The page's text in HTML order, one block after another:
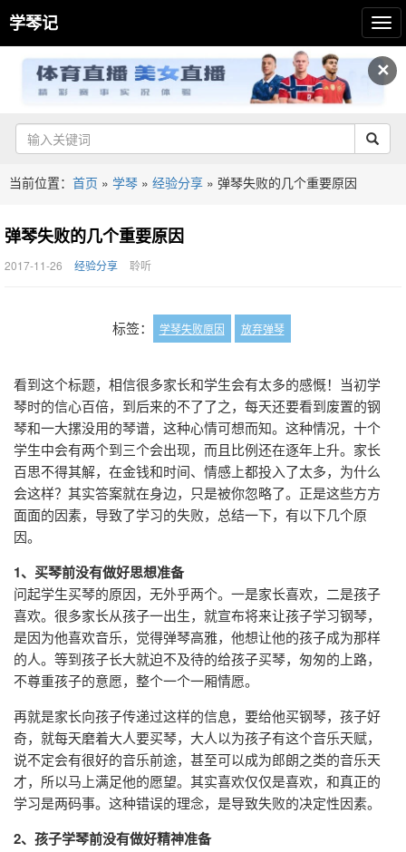
✕
学琴记
当前位置： 首页 » 学琴 » 经验分享 » 弹琴失败的几个重要原因
弹琴失败的几个重要原因
2017-11-26 经验分享 聆听
标签： 学琴失败原因 放弃弹琴
看到这个标题，相信很多家长和学生会有太多的感慨！当初学
琴时的信心百倍，到后来的不了了之，每天还要看到废置的钢
琴和一大摞没用的琴谱，这种心情可想而知。这种情况，十个
学生中会有两个到三个会出现，而且比例还在逐年上升。家长
百思不得其解，在金钱和时间、情感上都投入了太多，为什么
会这样？其实答案就在身边，只是被你忽略了。正是这些方方
面面的因素，导致了学习的失败，总结一下，有以下几个原
因。
1、买琴前没有做好思想准备
问起学生买琴的原因，无外乎两个。一是家长喜欢，二是孩子
喜欢。很多家长从孩子一出生，就宣布将来让孩子学习钢琴，
是因为他喜欢音乐，觉得弹琴高雅，他想让他的孩子成为那样
的人。等到孩子长大就迫不及待的给孩子买琴，匆匆的上路，
不尊重孩子的意愿，整个一个一厢情愿。
再就是家长向孩子传递过这样的信息，要给他买钢琴，孩子好
奇，就每天磨着大人要买琴，大人以为孩子有这个音乐天赋，
说不定会有很好的音乐前途，甚至可以成为郎朗之类的音乐天
才，所以马上满足他的愿望。其实喜欢仅仅是喜欢，和真正的
学习是两码事。这种错误的理念，是导致失败的决定性因素。
2、孩子学琴前没有做好精神准备